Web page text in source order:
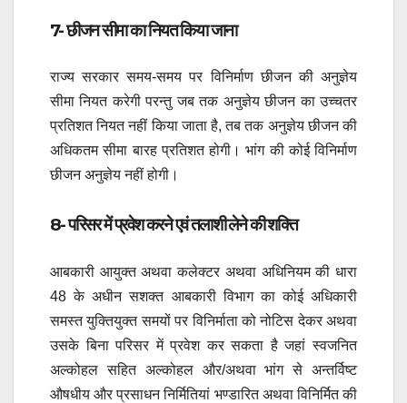
7- छीजन सीमा का नियत किया जाना
राज्य सरकार समय-समय पर विनिर्माण छीजन की अनुज्ञेय
सीमा नियत करेगी परन्तु जब तक अनुज्ञेय छीजन का उच्चतर
प्रतिशत नियत नहीं किया जाता है, तब तक अनुज्ञेय छीजन की
अधिकतम सीमा बारह प्रतिशत होगी। भांग की कोई विनिर्माण
छीजन अनुज्ञेय नहीं होगी।
8- परिसर में प्रवेश करने एवं तलाशी लेने की शक्ति
आबकारी आयुक्त अथवा कलेक्टर अथवा अधिनियम की धारा
48 के अधीन सशक्त आबकारी विभाग का कोई अधिकारी
समस्त युक्तियुक्त समयों पर विनिर्माता को नोटिस देकर अथवा
उसके बिना परिसर में प्रवेश कर सकता है जहां स्वजनित
अल्कोहल सहित अल्कोहल और/अथवा भांग से अन्तर्विष्ट
औषधीय और प्रसाधन निर्मितियां भण्डारित अथवा विनिर्मित की